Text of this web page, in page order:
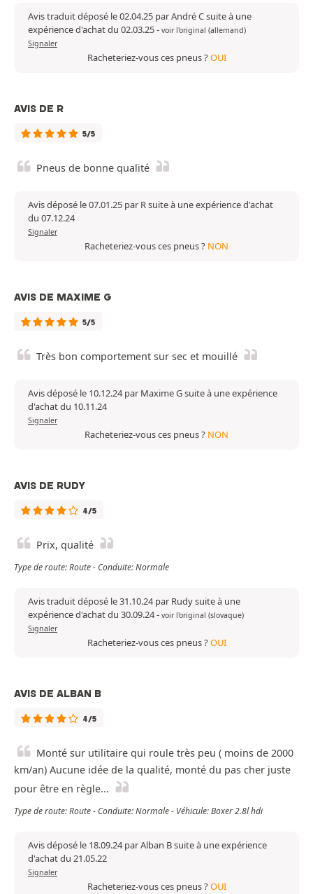
Avis traduit déposé le 02.04.25 par André C suite à une
expérience d'achat du 02.03.25- voir l'original (allemand)
Signaler
Racheteriez-vous ces pneus ?OUI
AVIS DE R
5/5
Pneus de bonne qualité
Avis déposé le 07.01.25 par R suite à une expérience d'achat
du 07.12.24
Signaler
Racheteriez-vous ces pneus ? NON
AVIS DE MAXIME G
5/5
Très bon comportement sur sec et mouillé
Avis déposé le 10.12.24 par Maxime G suite à une expérience
d'achat du 10.11.24
Signaler
Racheteriez-vous ces pneus ? NON
AVIS DE RUDY
4/5
Prix, qualité
Type de route: Route - Conduite: Normale
Avis traduit déposé le 31.10.24 par Rudy suite à une
expérience d'achat du 30.09.24- voir l'original (slovaque)
Signaler
Racheteriez-vous ces pneus ?OUI
AVIS DE ALBAN B
4/5
Monté sur utilitaire qui roule très peu ( moins de 2000
km/an) Aucune idée de la qualité, monté du pas cher juste
pour être en règle...
Type de route: Route - Conduite: Normale - Véhicule: Boxer 2.8l hdi
Avis déposé le 18.09.24 par Alban B suite à une expérience
d'achat du 21.05.22
Signaler
Racheteriez-vous ces pneus ?OUI